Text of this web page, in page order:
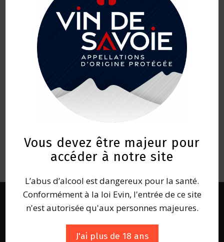
Vous devez être majeur pour
accéder à notre site
L’abus d’alcool est dangereux pour la santé.
Conformément à la loi Evin, l'entrée de ce site
n'est autorisée qu'aux personnes majeures.
J'ai plus de 18 ans